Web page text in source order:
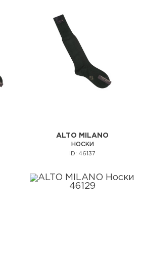
ALTO MILANO
НОСКИ
ID: 46137